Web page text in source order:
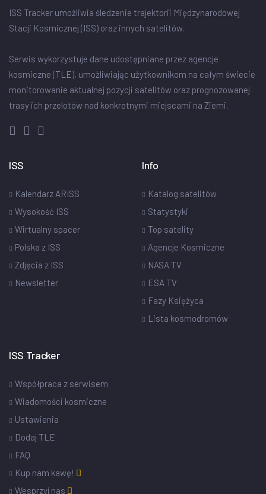
ISS Tracker umożliwia śledzenie trajektorii Międzynarodowej
Stacji Kosmicznej (ISS) oraz innych satelitów.
Serwis wykorzystuje dane udostępniane przez agencje
kosmiczne (TLE), umożliwiając użytkownikom na całym świecie
monitorowanie aktualnej pozycji satelitów oraz prognozowanej
trasy ich przelotów nad konkretnymi miejscami na Ziemi.
ISS
Kalendarz ARISS
Wysokość ISS
Wirtualny spacer
Polska z ISS
Zdjęcia z ISS
Newsletter
Info
Katalog satelitów
Statystyki
Top satelity
Agencje Kosmiczne
NASA TV
ESA TV
Fazy Księżyca
Lista kosmodromów
ISS Tracker
Współpraca z serwisem
Wiadomości kosmiczne
Ustawienia
Dodaj TLE
FAQ
Kup nam kawę!
Wesprzyj nas